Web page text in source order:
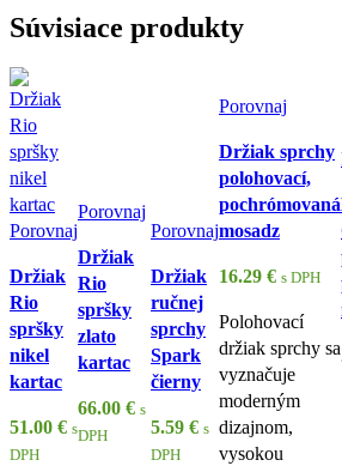
Súvisiace produkty
Porovnaj
Držiak
Rio
spršky
nikel
kartac
51.00 € s
DPH
Porovnaj
Držiak
Rio
spršky
zlato
kartac
66.00 € s
DPH
Porovnaj
Držiak
ručnej
sprchy
Spark
čierny
5.59 € s
DPH
Porovnaj
Držiak sprchy
polohovací,
pochrómovaná
mosadz
16.29 € s DPH
Polohovací
držiak sprchy sa
vyznačuje
moderným
dizajnom,
vysokou